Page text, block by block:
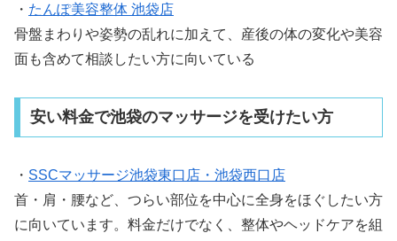
・ たんぽ美容整体 池袋店
骨盤まわりや姿勢の乱れに加えて、産後の体の変化や美容
面も含めて相談したい方に向いている
安い料金で池袋のマッサージを受けたい方
・ SSCマッサージ池袋東口店・池袋西口店
首・肩・腰など、つらい部位を中心に全身をほぐしたい方
に向いています。料金だけでなく、整体やヘッドケアを組